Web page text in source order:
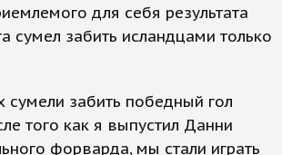
для себя результата
сумел забить исландцами только
сумели забить победный гол
того как я выпустил Данни
форварда, мы стали играть